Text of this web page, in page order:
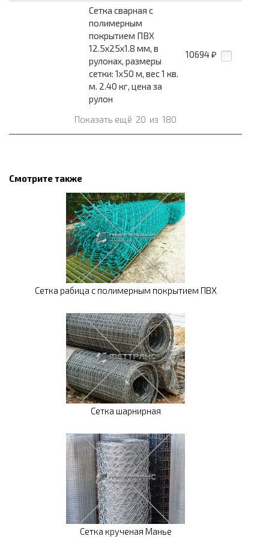
Сетка сварная с
полимерным
покрытием ПВХ
12.5x25x1.8 мм, в
рулонах, размеры
сетки: 1x50 м, вес 1 кв.
м. 2.40 кг, цена за
рулон
10694 ₽
Показать ещё 20 из 180
Смотрите также
Сетка рабица с полимерным покрытием ПВХ
Сетка шарнирная
Сетка крученая Манье